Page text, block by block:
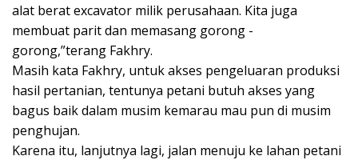
alat berat excavator milik perusahaan. Kita juga
membuat parit dan memasang gorong -
gorong,”terang Fakhry.
Masih kata Fakhry, untuk akses pengeluaran produksi
hasil pertanian, tentunya petani butuh akses yang
bagus baik dalam musim kemarau mau pun di musim
penghujan.
Karena itu, lanjutnya lagi, jalan menuju ke lahan petani